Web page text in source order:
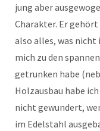
jung aber
Charakter. Er
also alles, was
mich zu den
getrunken habe
Holzausbau habe
nicht gewundert,
im Edelstahl